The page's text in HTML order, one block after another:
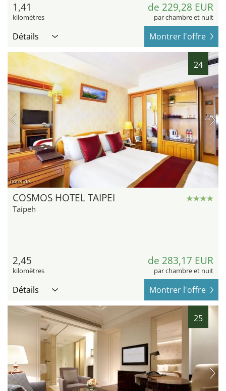
1,41
kilomètres
de 229,28 EUR
par chambre et nuit
Détails Montrer l'offre
24
hotel.de
COSMOS HOTEL TAIPEI
Taipeh
2,45
kilomètres
de 283,17 EUR
par chambre et nuit
Détails Montrer l'offre
25